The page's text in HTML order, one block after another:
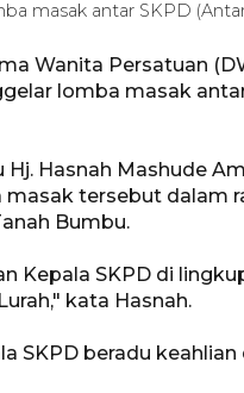
masak antar SKPD
Wanita Persatuan
lomba masak
Hasnah Mashude
tersebut dalam
Bumbu.
Kepala SKPD di
kata Hasnah.
SKPD beradu